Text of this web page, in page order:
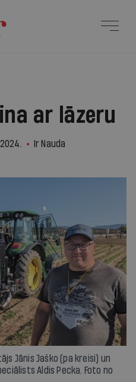
ar lāzeru
Ir Nauda
Jānis Jaško (pa kreisi) un
Aldis Pecka. Foto no